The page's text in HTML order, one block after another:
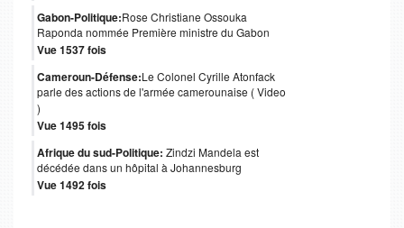
Gabon-Politique:Rose Christiane Ossouka
Raponda nommée Première ministre du Gabon
Vue 1537 fois
Cameroun-Défense:Le Colonel Cyrille Atonfack
parle des actions de l'armée camerounaise ( Video
)
Vue 1495 fois
Afrique du sud-Politique: Zindzi Mandela est
décédée dans un hôpital à Johannesburg
Vue 1492 fois